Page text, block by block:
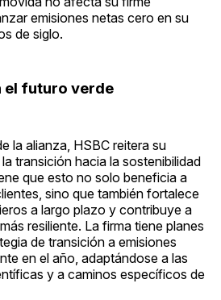
emisiones netas cero en su
de siglo.
el futuro verde
la alianza, HSBC reitera su
transición hacia la sostenibilidad
que esto no solo beneficia a
sino que también fortalece
a largo plazo y contribuye a
resiliente. La firma tiene planes
de transición a emisiones
en el año, adaptándose a las
y a caminos específicos de